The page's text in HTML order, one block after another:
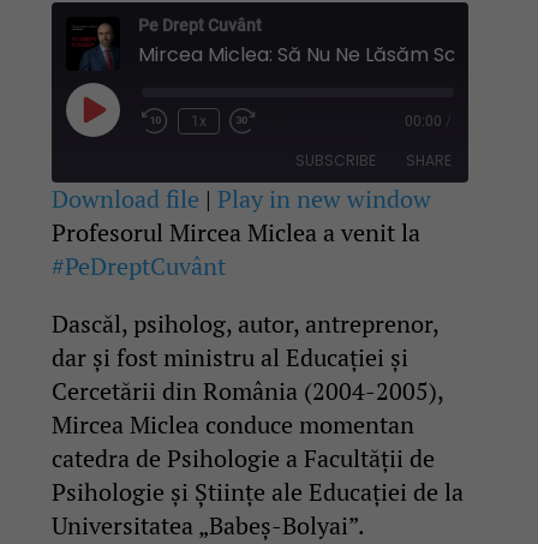
Pe Drept Cuvânt
Play
Episode
Rewind
1x
Fast
seconds
00:00
SUBSCRIBE SHARE
SHARE
LINK
EMBED
Download file |Play in new window
Profesorul Mircea Miclea a venit la
#PeDreptCuvânt
Dascăl, psiholog, autor, antreprenor,
dar și fost ministru al Educaţiei şi
Cercetării din România (2004-2005),
Mircea Miclea conduce momentan
catedra de Psihologie a Facultății de
Psihologie şi Ştiinţe ale Educaţiei de la
Universitatea „Babeş-Bolyai”.